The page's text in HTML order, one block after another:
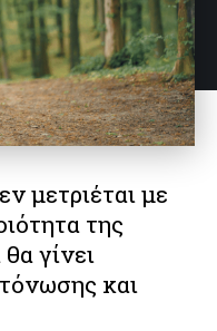
μετριέται με
της
γίνει
και